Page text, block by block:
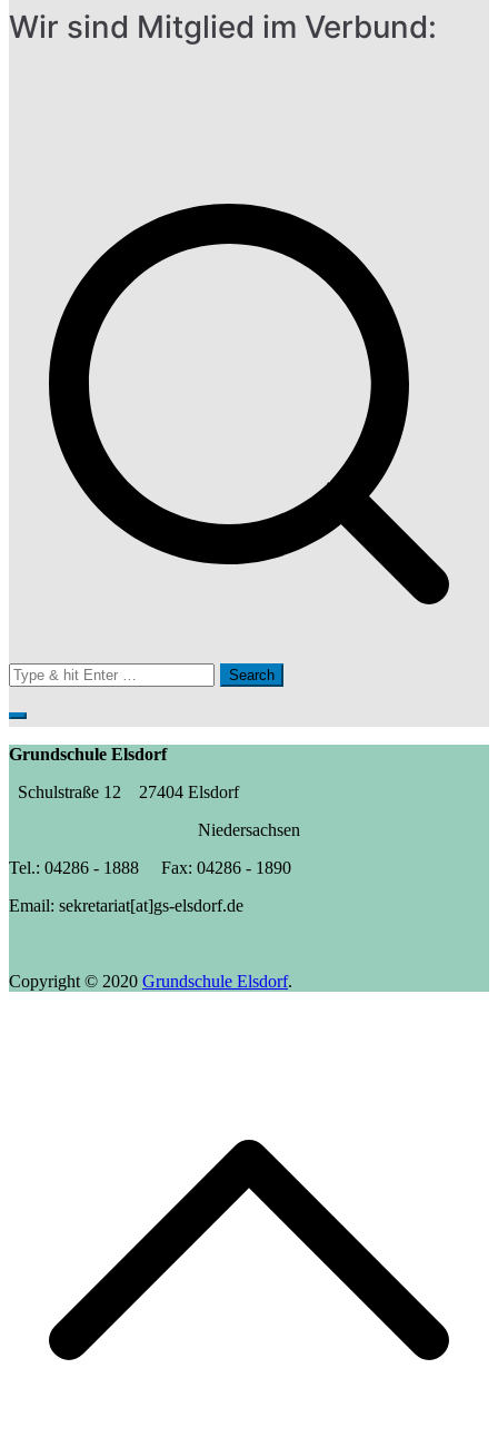
Wir sind Mitglied im Verbund:
Search
for:
Grundschule Elsdorf
Schulstraße 12 27404 Elsdorf
Niedersachsen
Tel.: 04286 - 1888 Fax: 04286 - 1890
Email: sekretariat[at]gs-elsdorf.de
Copyright © 2020 Grundschule Elsdorf.